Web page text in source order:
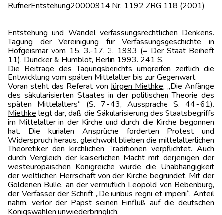
RüfnerEntstehung20000914 Nr. 1192 ZRG 118 (2001)
Entstehung und Wandel verfassungsrechtlichen Denkens.
Tagung der Vereinigung für Verfassungsgeschichte in
Hofgeismar vom 15. 3.-17. 3. 1993 (= Der Staat Beiheft
11). Duncker & Humblot, Berlin 1993. 241 S.
Die Beiträge des Tagungsberichts umgreifen zeitlich die
Entwicklung vom späten Mittelalter bis zur Gegenwart.
Voran steht das Referat von Jürgen Miethke, „Die Anfänge
des säkularisierten Staates in der politischen Theorie des
späten Mittelalters“ (S. 7‑43, Aussprache S. 44‑61).
Miethke legt dar, daß die Säkularisierung des Staatsbegriffs
im Mittelalter in der Kirche und durch die Kirche begonnen
hat. Die kurialen Ansprüche forderten Protest und
Widerspruch heraus, gleichwohl blieben die mittelalterlichen
Theoretiker den kirchlichen Traditionen verpflichtet. Auch
durch Vergleich der kaiserlichen Macht mit derjenigen der
westeuropäischen Königreiche wurde die Unabhängigkeit
der weltlichen Herrschaft von der Kirche begründet. Mit der
Goldenen Bulle, an der vermutlich Leopold von Bebenburg,
der Verfasser der Schrift „De iuribus regni et imperii“, Anteil
nahm, verlor der Papst seinen Einfluß auf die deutschen
Königswahlen unwiederbringlich.